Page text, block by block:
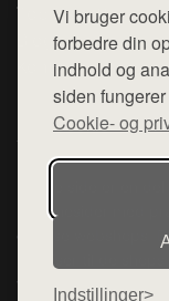
Vi bruger
forbedre din
indhold og
siden
Cookie- og
Indstillinger
Top Rabatter
Blog
Kontakt
Denne side er en
hjemmesider med
diverse webshops.
varerne på lager.